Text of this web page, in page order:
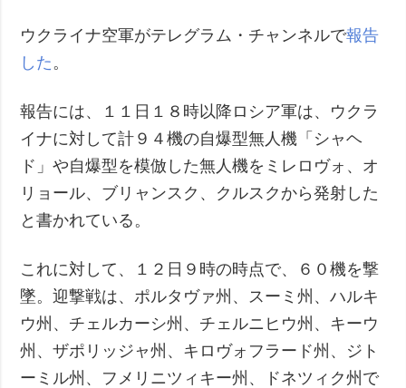
追加
インタビュー
写真
動画
フォトバンク
ウクライナ空軍がテレグラム・チャンネルで報告
した 。
報告には、１１日１８時以降ロシア軍は、ウクラ
イナに対して計９４機の自爆型無人機「シャヘ
ド」や自爆型を模倣した無人機をミレロヴォ、オ
リョール、ブリャンスク、クルスクから発射した
と書かれている。
これに対して、１２日９時の時点で、６０機を撃
墜。迎撃戦は、ポルタヴァ州、スーミ州、ハルキ
ウ州、チェルカーシ州、チェルニヒウ州、キーウ
州、ザポリッジャ州、キロヴォフラード州、ジト
ーミル州、フメリニツィキー州、ドネツィク州で